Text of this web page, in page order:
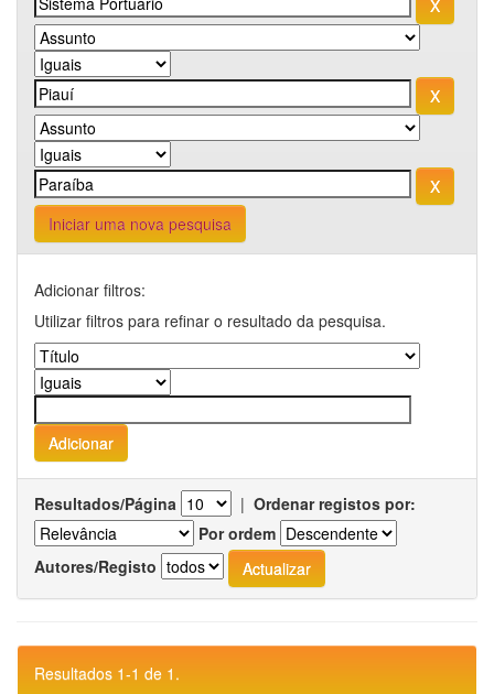
Iniciar uma nova pesquisa
Adicionar filtros:
Utilizar filtros para refinar o resultado da pesquisa.
Resultados/Página | Ordenar registos por:
Por ordem
Autores/Registo
Resultados 1-1 de 1.